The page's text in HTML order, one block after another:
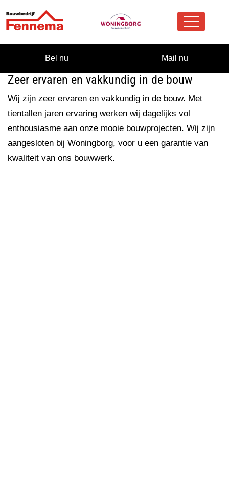
Bel nu Mail nu
Zeer ervaren en vakkundig in de bouw
Wij zijn zeer ervaren en vakkundig in de bouw. Met
tientallen jaren ervaring werken wij dagelijks vol
enthousiasme aan onze mooie bouwprojecten. Wij zijn
aangesloten bij Woningborg, voor u een garantie van
kwaliteit van ons bouwwerk.